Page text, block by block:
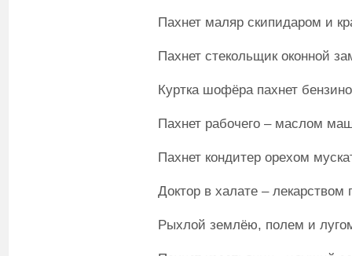
Пахнет маляр скипидаром и
Пахнет стекольщик оконной
Куртка шофёра пахнет
Пахнет рабочего – маслом
Пахнет кондитер орехом
Доктор в халате – лекарством
Рыхлой землёю, полем и